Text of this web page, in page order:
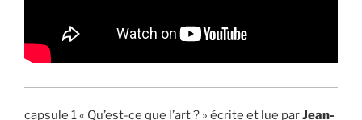
capsule 1 « Qu’est-ce que l’art ? » écrite et lue parJean-